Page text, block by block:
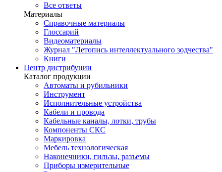
Все ответы
Материалы
Справочные материалы
Глоссарий
Видеоматериалы
Журнал "Летопись интеллектуального зодчества"
Книги
Центр дистрибуции
Каталог продукции
Автоматы и рубильники
Инструмент
Исполнительные устройства
Кабели и провода
Кабельные каналы, лотки, трубы
Компоненты СКС
Маркировка
Мебель технологическая
Наконечники, гильзы, разъемы
Приборы измерительные